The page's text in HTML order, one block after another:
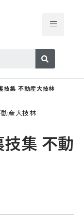
技集 不動産大技林
集 不動